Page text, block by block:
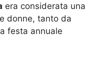
era considerata una
donne, tanto da
festa annuale